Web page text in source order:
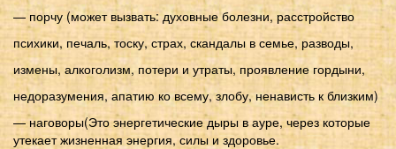
— порчу (может вызвать: духовные болезни, расстройство
психики, печаль, тоску, страх, скандалы в семье, разводы,
измены, алкоголизм, потери и утраты, проявление гордыни,
недоразумения, апатию ко всему, злобу, ненависть к близким)
— наговоры(Это энергетические дыры в ауре, через которые
утекает жизненная энергия, силы и здоровье.